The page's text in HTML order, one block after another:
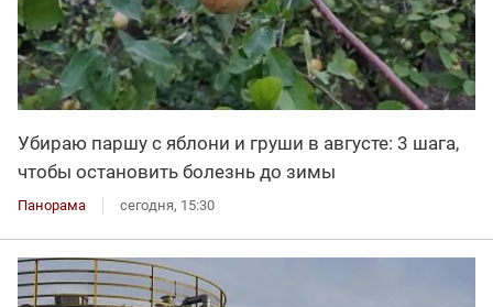
Убираю паршу с яблони и груши в августе: 3 шага,
чтобы остановить болезнь до зимы
Панорама сегодня, 15:30